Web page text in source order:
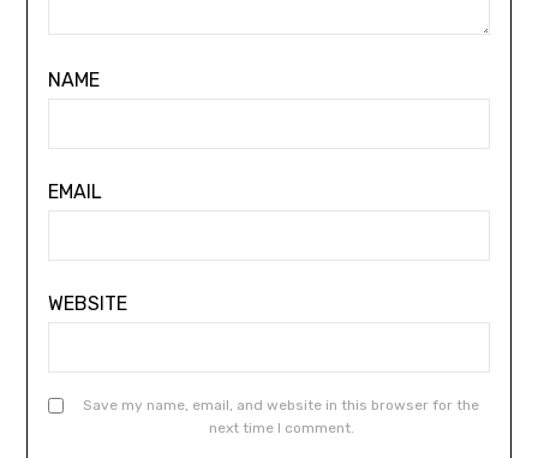
NAME
EMAIL
WEBSITE
Save my name, email, and website in this browser for the
next time I comment.